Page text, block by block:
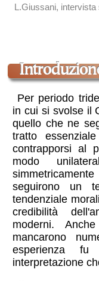
L.Giussani, intervista
Per periodo
in cui si svolse il
quello che ne
tratto
contrapporsi al
modo
seguirono un
tendenziale
credibilità
moderni.
mancarono
esperienza
interpretazione